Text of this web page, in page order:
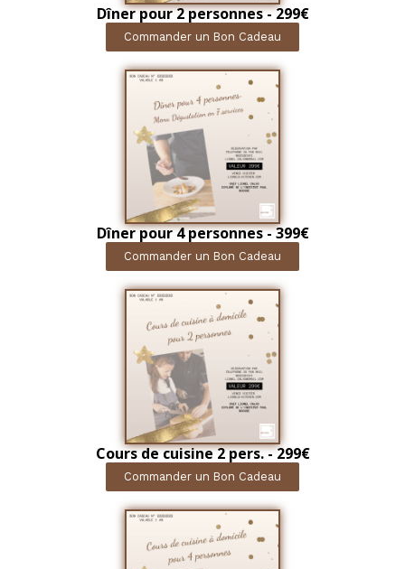
Dîner pour 2 personnes - 299€
Commander un Bon Cadeau
Dîner pour 4 personnes - 399€
Commander un Bon Cadeau
Cours de cuisine 2 pers. - 299€
Commander un Bon Cadeau